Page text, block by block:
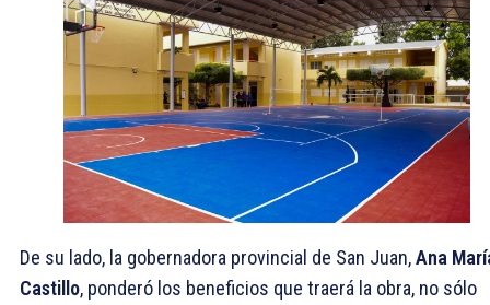
De su lado, la gobernadora provincial de San Juan,Ana
Castillo, ponderó los beneficios que traerá la obra, no sólo